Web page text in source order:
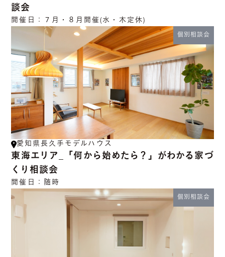
談会
開催日： ７月・８月開催(水・木定休)
個別相談会
愛知県長久手モデルハウス
東海エリア_「何から始めたら？」がわかる家づ
くり相談会
開催日： 随時
個別相談会